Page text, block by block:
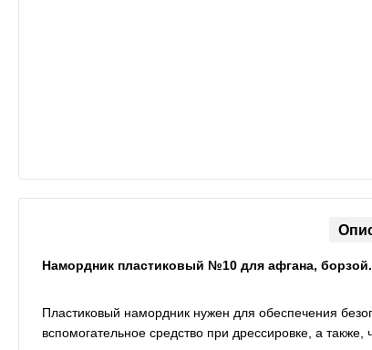
Намордник пластиковый №10 для афгана,
Пластиковый намордник нужен для обеспечения
вспомогательное средство при дрессировке, а